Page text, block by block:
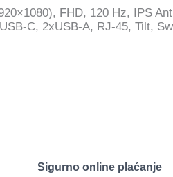
FHD, 120 Hz, IPS
C, 2xUSB-A, RJ-45, Tilt,
Sigurno online plaćanje